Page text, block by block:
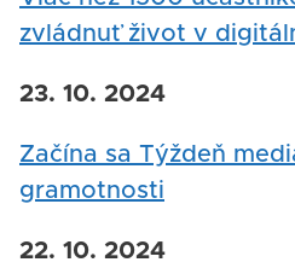
zvládnuť život v
23. 10. 2024
Začína sa Týždeň
gramotnosti
22. 10. 2024